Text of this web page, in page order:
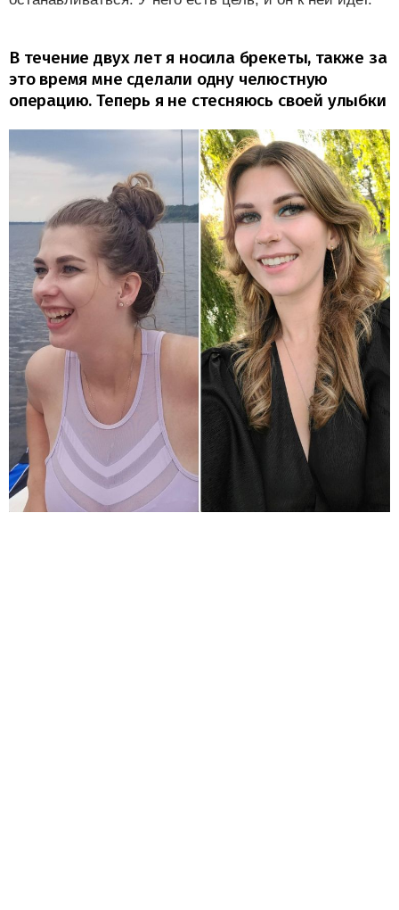
В течение двух лет я носила брекеты, также за
это время мне сделали одну челюстную
операцию. Теперь я не стесняюсь своей улыбки